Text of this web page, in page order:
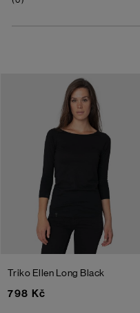
Triko Ellen Long Black
798 Kč